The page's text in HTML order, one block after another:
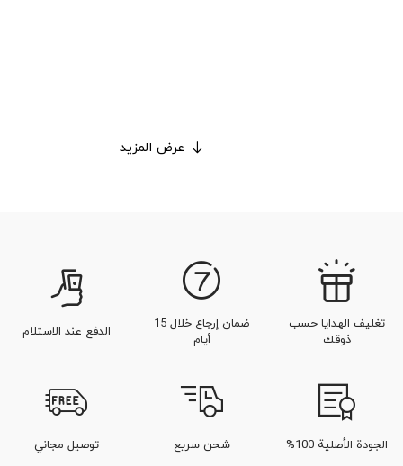
عرض المزيد
تغليف الهدايا حسب
ذوقك
ضمان إرجاع خلال 15
أيام
الدفع عند الاستلام
الجودة الأصلية 100% شحن سريع توصيل مجاني